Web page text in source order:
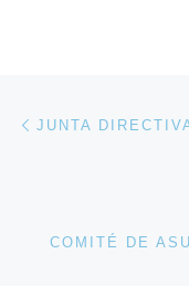
Navegación
JUNTA
COMITÉ DE